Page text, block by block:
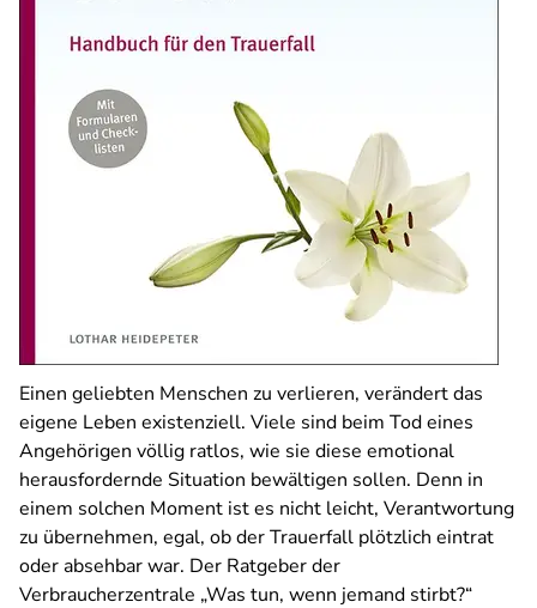
Einen geliebten Menschen zu verlieren, verändert das
eigene Leben existenziell. Viele sind beim Tod eines
Angehörigen völlig ratlos, wie sie diese emotional
herausfordernde Situation bewältigen sollen. Denn in
einem solchen Moment ist es nicht leicht, Verantwortung
zu übernehmen, egal, ob der Trauerfall plötzlich eintrat
oder absehbar war. Der Ratgeber der
Verbraucherzentrale „Was tun, wenn jemand stirbt?“